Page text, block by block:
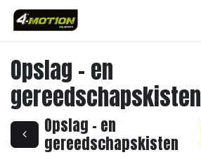
Overslaan naar inhoud
Opslag - en
gereedschapskisten
Opslag - en
gereedschapskisten